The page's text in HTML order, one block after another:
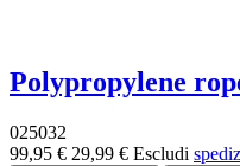
Polypropylene
025032
99,95 € 29,99 € Escludi